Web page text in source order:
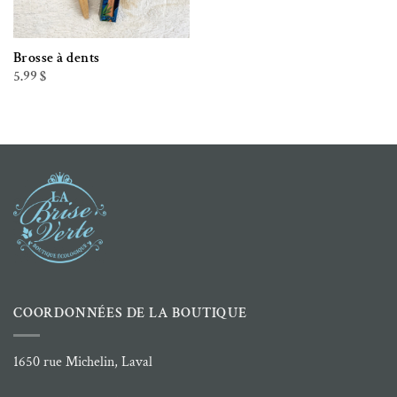
Brosse à dents
5.99 $
COORDONNÉES DE LA BOUTIQUE
1650 rue Michelin, Laval